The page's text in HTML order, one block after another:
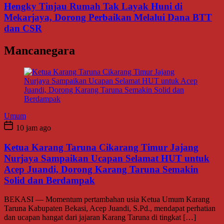
Hengky Tinjau Rumah Tak Layak Huni di
Mekarjaya, Dorong Perbaikan Melalui Dana BTT
dan CSR
Mancanegara
Umum
10 jam ago
Ketua Karang Taruna Cikarang Timur Jajang
Nurjaya Sampaikan Ucapan Selamat HUT untuk
Acep Juandi, Dorong Karang Taruna Semakin
Solid dan Berdampak
BEKASI — Momentum pertambahan usia Ketua Umum Karang
Taruna Kabupaten Bekasi, Acep Juandi, S.Pd., mendapat perhatian
dan ucapan hangat dari jajaran Karang Taruna di tingkat […]